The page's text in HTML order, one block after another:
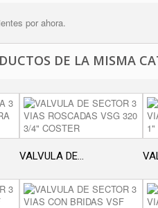
por ahora.
DE LA MISMA
VALVULA DE...